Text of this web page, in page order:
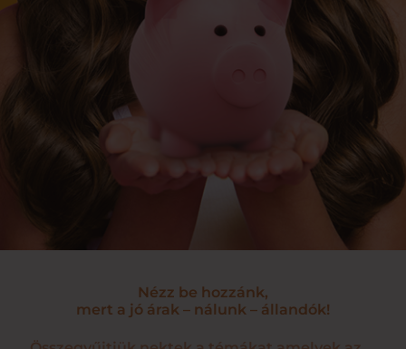
Nézz be hozzánk,
mert a jó árak – nálunk – állandók!